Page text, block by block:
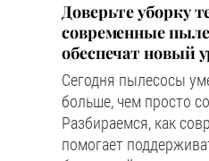
Доверьте уборку
современные
обеспечат новый
Сегодня пылесосы
больше, чем просто
Разбираемся, как
помогает